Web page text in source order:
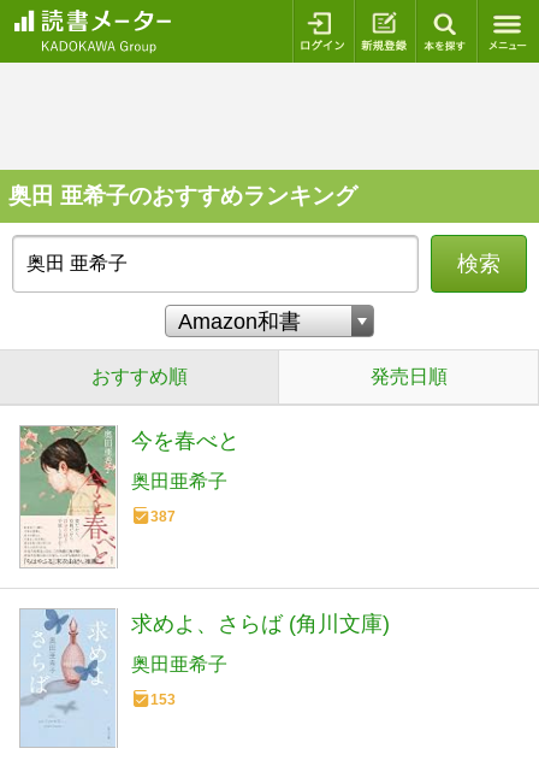
ログイン 新規登録
奥田 亜希子のおすすめランキング
検索
おすすめ順 発売日順
今を春べと
奥田亜希子
387
求めよ、さらば (角川文庫)
奥田亜希子
153